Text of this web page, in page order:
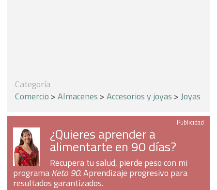
Categoría
Comercio >Almacenes >Accesorios y joyas >Joyas
Publicidad
¿Quieres aprender a
alimentarte en 90 días?
Recupera tu salud, pierde peso con mi
programaKeto 90. Aprendizaje progresivo para
resultados garantizados.